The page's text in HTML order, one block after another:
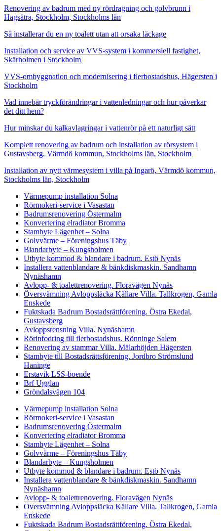
Renovering av badrum med ny rördragning och golvbrunn i
Hagsätra, Stockholm, Stockholms län
Så installerar du en ny toalett utan att orsaka läckage
Installation och service av VVS-system i kommersiell fastighet,
Skärholmen i Stockholm
VVS-ombyggnation och modernisering i flerbostadshus, Hägersten i
Stockholm
Vad innebär tryckförändringar i vattenledningar och hur påverkar
det ditt hem?
Hur minskar du kalkavlagringar i vattenrör på ett naturligt sätt
Komplett renovering av badrum och installation av rörsystem i
Gustavsberg, Värmdö kommun, Stockholms län, Stockholm
Installation av nytt värmesystem i villa på Ingarö, Värmdö kommun,
Stockholms län, Stockholm
Värmepump installation Solna
Rörmokeri-service i Vasastan
Badrumsrenovering Östermalm
Konvertering elradiator Bromma
Stambyte Lägenhet – Solna
Golvvärme – Föreningshus Täby
Blandarbyte – Kungsholmen
Utbyte kommod & blandare i badrum. Estö Nynäs
Installera vattenblandare & bänkdiskmaskin. Sandhamn
Nynäshamn
Avlopp- & toalettrenovering. Floravägen Nynäs
Översvämning Avloppsläcka Källare Villa. Tallkrogen, Gamla
Enskede
Fuktskada Badrum Bostadsrättförening. Östra Ekedal,
Gustavsberg
Avloppsrensning Villa. Nynäshamn
Rörinfodring till flerbostadshus. Rönninge Salem
Renovering av stammar Villa. Mälarhöjden Hägersten
Stambyte till Bostadsrättsförening. Jordbro Strömslund
Haninge
Erstavik LSS-boende
Brf Ugglan
Gröndalsvägen 104
Värmepump installation Solna
Rörmokeri-service i Vasastan
Badrumsrenovering Östermalm
Konvertering elradiator Bromma
Stambyte Lägenhet – Solna
Golvvärme – Föreningshus Täby
Blandarbyte – Kungsholmen
Utbyte kommod & blandare i badrum. Estö Nynäs
Installera vattenblandare & bänkdiskmaskin. Sandhamn
Nynäshamn
Avlopp- & toalettrenovering. Floravägen Nynäs
Översvämning Avloppsläcka Källare Villa. Tallkrogen, Gamla
Enskede
Fuktskada Badrum Bostadsrättförening. Östra Ekedal,